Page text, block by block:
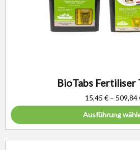
BioTabs Fertiliser
15,45 € – 509,84
Ausführung